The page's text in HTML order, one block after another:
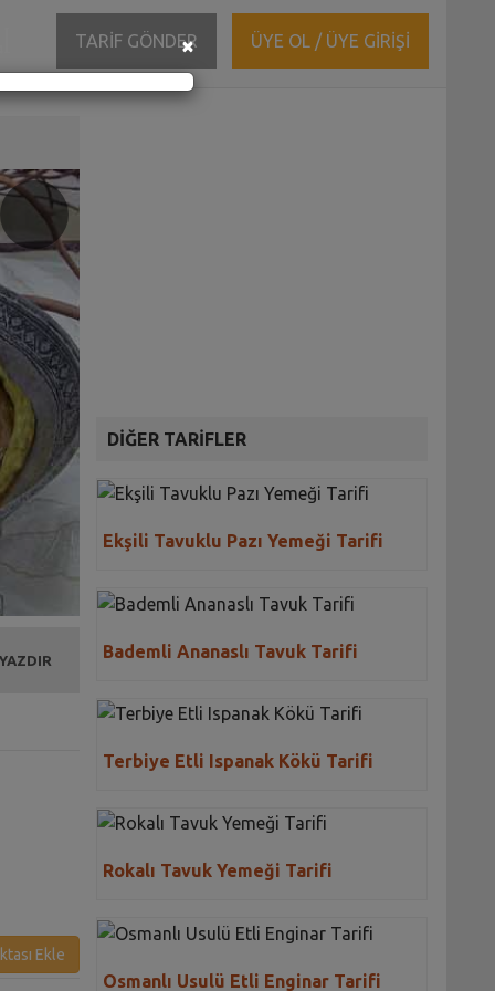
TARİF GÖNDER ÜYE OL / ÜYE GİRİŞİ
Ekle
DİĞER TARİFLER
Ekşili Tavuklu Pazı Yemeği Tarifi
Bademli Ananaslı Tavuk Tarifi
Terbiye Etli Ispanak Kökü Tarifi
Rokalı Tavuk Yemeği Tarifi
Osmanlı Usulü Etli Enginar Tarifi
×Close